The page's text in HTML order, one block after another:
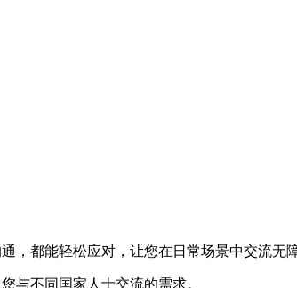
，都能轻松应对，让您在日常场景中交流无
与不同国家人士交流的需求。